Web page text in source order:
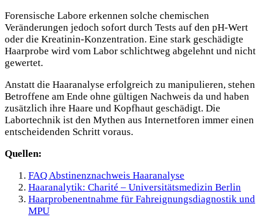
Forensische Labore erkennen solche chemischen
Veränderungen jedoch sofort durch Tests auf den pH-Wert
oder die Kreatinin-Konzentration. Eine stark geschädigte
Haarprobe wird vom Labor schlichtweg abgelehnt und nicht
gewertet.
Anstatt die Haaranalyse erfolgreich zu manipulieren, stehen
Betroffene am Ende ohne gültigen Nachweis da und haben
zusätzlich ihre Haare und Kopfhaut geschädigt. Die
Labortechnik ist den Mythen aus Internetforen immer einen
entscheidenden Schritt voraus.
Quellen:
FAQ Abstinenznachweis Haaranalyse
Haaranalytik: Charité – Universitätsmedizin Berlin
Haarprobenentnahme für Fahreignungsdiagnostik und
MPU